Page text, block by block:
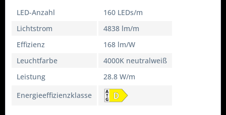
LED-Anzahl
160 LEDs/m
Lichtstrom
4838 lm/m
Effizienz
168 lm/W
Leuchtfarbe
4000K neutralweiß
Leistung
28.8 W/m
Energieeffizienzklasse